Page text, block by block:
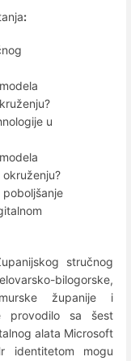
:
u
stručnog
bilogorske,
županije i
provodilo sa šest
alata Microsoft
identitetom mogu